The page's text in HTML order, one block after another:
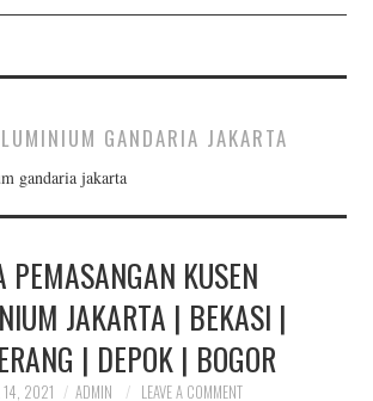
GAS
GANDARIA JAKARTA
gandaria jakarta
PEMASANGAN KUSEN
JAKARTA | BEKASI |
| DEPOK | BOGOR
14, 2021 ADMIN LEAVE A COMMENT